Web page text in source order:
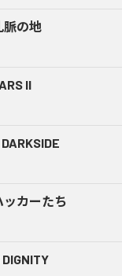
脈の地
II
ッカーたち